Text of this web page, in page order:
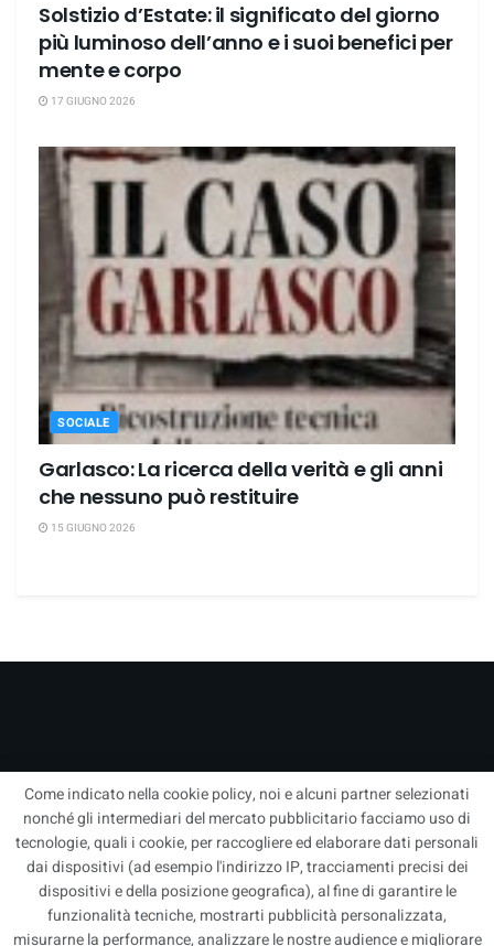
Solstizio d’Estate: il significato del giorno
più luminoso dell’anno e i suoi benefici per
mente e corpo
17 GIUGNO 2026
SOCIALE
Garlasco: La ricerca della verità e gli anni
che nessuno può restituire
15 GIUGNO 2026
Corriere Quotidiano – Blog Nazionale di informazione online, aggiornato
saltuariamente. Redazione –
info@corrierequotidiano.it
| Tutti i diritti sono
riservati | Concessionaria per la PubblicitàPubbli1– Direzione
Come indicato nella cookie policy, noi e alcuni partner selezionati
nonché gli intermediari del mercato pubblicitario facciamo uso di
tecnologie, quali i cookie, per raccogliere ed elaborare dati personali
dai dispositivi (ad esempio l'indirizzo IP, tracciamenti precisi dei
dispositivi e della posizione geografica), al fine di garantire le
funzionalità tecniche, mostrarti pubblicità personalizzata,
misurarne la performance, analizzare le nostre audience e migliorare